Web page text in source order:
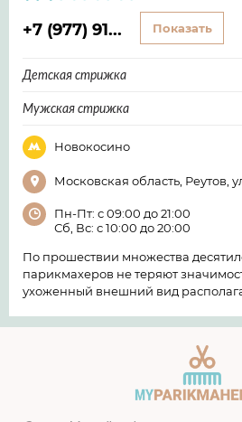
+7 (977) 91... Показать
Детская стрижка
Мужская стрижка
Новокосино
Московская область, Реутов,
Пн-Пт: с 09:00 до 21:00
Сб, Вс: с 10:00 до 20:00
По прошествии множества
парикмахеров не теряют
ухоженный внешний вид